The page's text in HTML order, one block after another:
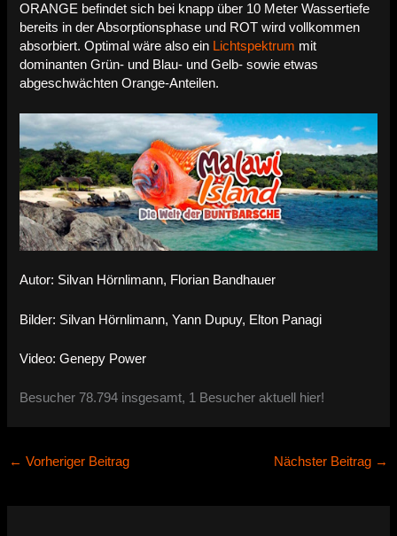
ORANGE befindet sich bei knapp über 10 Meter Wassertiefe
bereits in der Absorptionsphase und ROT wird vollkommen
absorbiert.Optimal wäre also ein Lichtspektrum mit
dominanten Grün- und Blau- und Gelb- sowie etwas
abgeschwächten Orange-Anteilen.
Autor: Silvan Hörnlimann, Florian Bandhauer
Bilder: Silvan Hörnlimann, Yann Dupuy, Elton Panagi
Video: Genepy Power
Besucher 78.794 insgesamt, 1 Besucher aktuell hier!
← Vorheriger Beitrag Nächster Beitrag →